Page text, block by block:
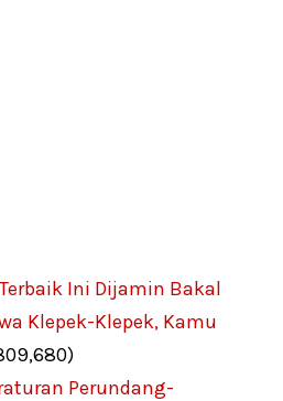
Ini Dijamin Bakal
Klepek-Klepek, Kamu
Perundang-